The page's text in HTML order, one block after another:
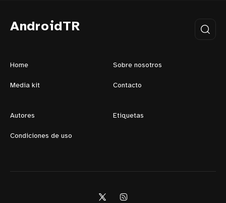
AndroidTR
Home Sobre nosotros
Media kit Contacto
Autores Etiquetas
Condiciones de uso